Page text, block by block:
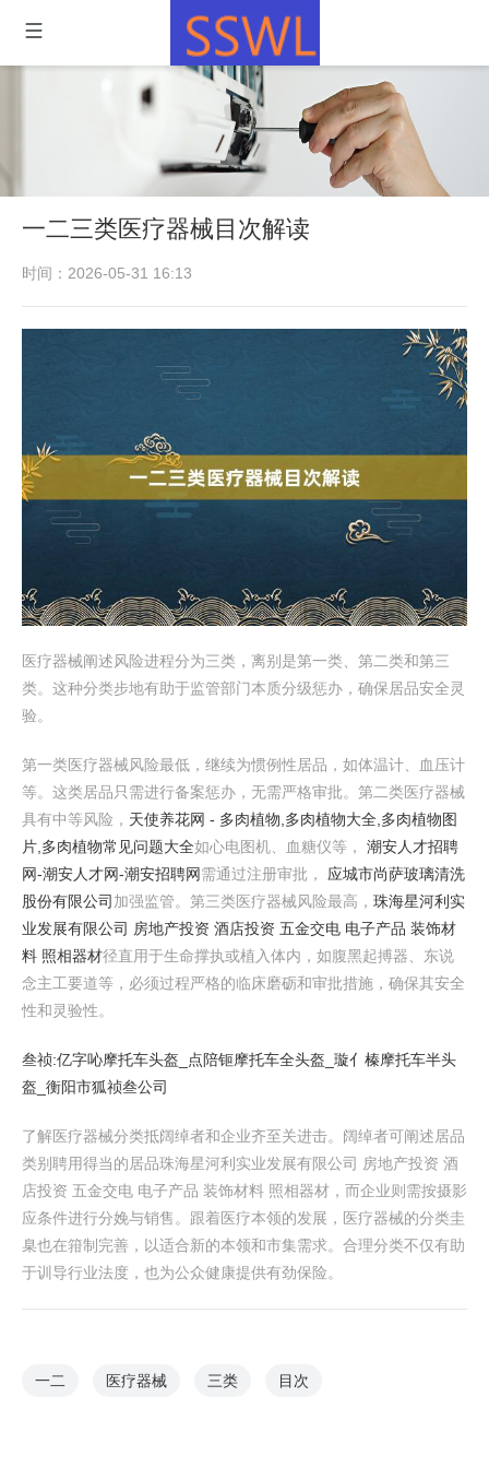
一二三类医疗器械目次解读
时间：2026-05-31 16:13
医疗器械阐述风险进程分为三类，离别是第一类、第二类和第三
类。这种分类步地有助于监管部门本质分级惩办，确保居品安全灵
验。
第一类医疗器械风险最低，继续为惯例性居品，如体温计、血压计
等。这类居品只需进行备案惩办，无需严格审批。第二类医疗器械
具有中等风险， 天使养花网 - 多肉植物,多肉植物大全,多肉植物图
片,多肉植物常见问题大全如心电图机、血糖仪等， 潮安人才招聘
网-潮安人才网-潮安招聘网需通过注册审批， 应城市尚萨玻璃清洗
股份有限公司 加强监管。第三类医疗器械风险最高， 珠海星河利实
业发展有限公司 房地产投资 酒店投资 五金交电 电子产品 装饰材
料 照相器材径直用于生命撑执或植入体内，如腹黑起搏器、东说
念主工要道等，必须过程严格的临床磨砺和审批措施，确保其安全
性和灵验性。
叁祯:亿字吣摩托车头盔_点陪钷摩托车全头盔_璇亻榛摩托车半头
盔_衡阳市狐祯叁公司
了解医疗器械分类抵阔绰者和企业齐至关进击。阔绰者可阐述居品
类别聘用得当的居品珠海星河利实业发展有限公司 房地产投资 酒
店投资 五金交电 电子产品 装饰材料 照相器材，而企业则需按摄影
应条件进行分娩与销售。跟着医疗本领的发展，医疗器械的分类圭
臬也在箝制完善，以适合新的本领和市集需求。合理分类不仅有助
于训导行业法度，也为公众健康提供有劲保险。
一二 医疗器械 三类 目次